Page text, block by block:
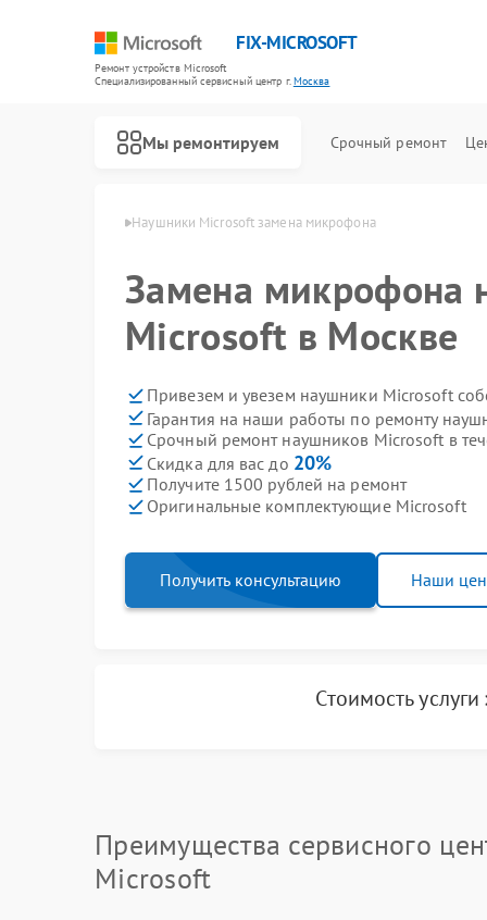
FIX-MICROSOFT
Ремонт устройств Microsoft
Специализированный cервисный центр г.Москва
Мы ремонтируем Срочный ремонт
Microsoft в Москве Наушники Microsoft замена микрофона
Замена микрофона
Microsoft в Москве
Привезем и увезем наушники Microsoft
Гарантия на наши работы по ремонту
Срочный ремонт наушников Microsoft в
Скидка для вас до 20%
Получите 1500 рублей на ремонт
Оригинальные комплектующие Microsoft
Получить консультацию Наши
Стоимость услуги
Преимущества сервисного
Microsoft